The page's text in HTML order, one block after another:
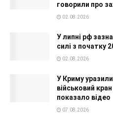
говорили про
02.08.2026
У липні рф
силі з початку
02.08.2026
У Криму
військовий
показало відео
07.08.2026